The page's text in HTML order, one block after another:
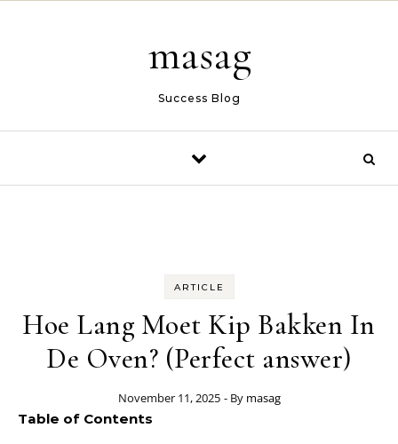
masag
Success Blog
ARTICLE
Hoe Lang Moet Kip Bakken In
De Oven? (Perfect answer)
November 11, 2025 - By masag
Table of Contents